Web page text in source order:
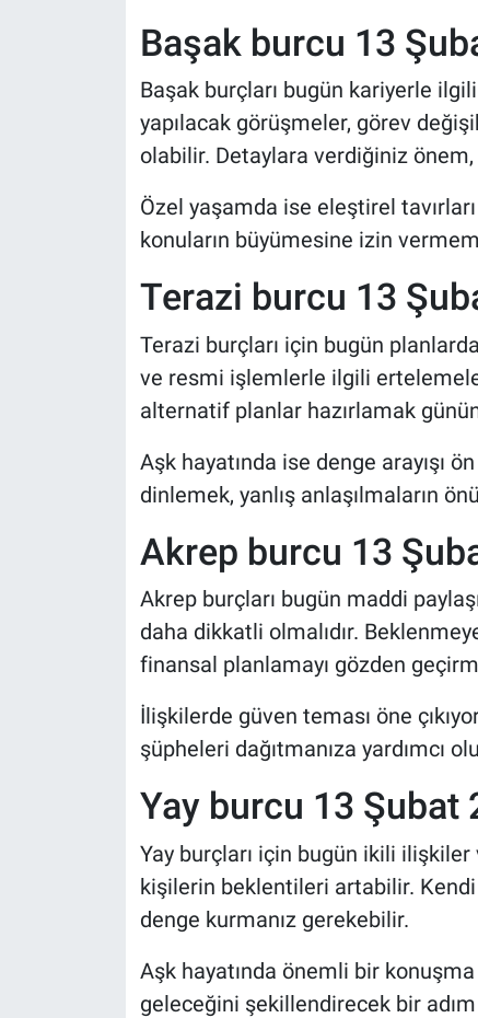
Başak burcu 13
Başak burçları bugün kariyerle
yapılacak görüşmeler, görev
olabilir. Detaylara verdiğiniz önem,
Özel yaşamda ise eleştirel
konuların büyümesine izin
Terazi burcu 13
Terazi burçları için bugün
ve resmi işlemlerle ilgili
alternatif planlar hazırlamak
Aşk hayatında ise denge arayışı
dinlemek, yanlış anlaşılmaların
Akrep burcu 13
Akrep burçları bugün maddi
daha dikkatli olmalıdır.
finansal planlamayı gözden
İlişkilerde güven teması öne
şüpheleri dağıtmanıza yardımcı
Yay burcu 13 Şubat
Yay burçları için bugün ikili ilişkiler
kişilerin beklentileri artabilir.
denge kurmanız gerekebilir.
Aşk hayatında önemli bir
geleceğini şekillendirecek bir